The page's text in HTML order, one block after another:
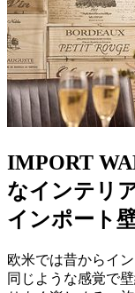
IMPORT
なインテリ
インポート
欧米では昔からイ
同じような感覚で